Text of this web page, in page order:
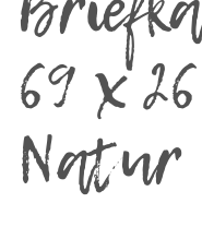
69 x
Natur